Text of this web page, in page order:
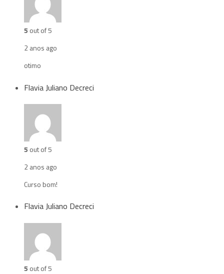
5 out of 5
2 anos ago
otimo
Flavia Juliano Decreci
5 out of 5
2 anos ago
Curso bom!
Flavia Juliano Decreci
5 out of 5